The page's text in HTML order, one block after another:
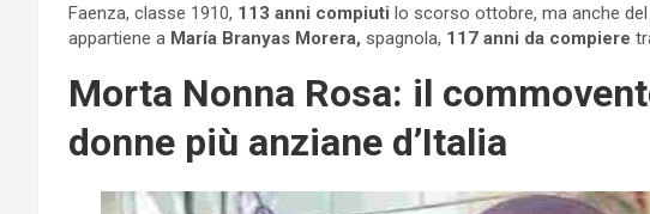
Faenza, classe 1910, 113 anni compiuti lo scorso ottobre, ma anche del
appartiene a María Branyas Morera, spagnola, 117 anni da compiere
Morta Nonna Rosa: il
donne più anziane d’Italia